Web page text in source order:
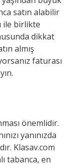
satın alabilir
ile birlikte
dikkat
almış
faturası
önemlidir.
yanınızda
Klasav.com
tabanca, en